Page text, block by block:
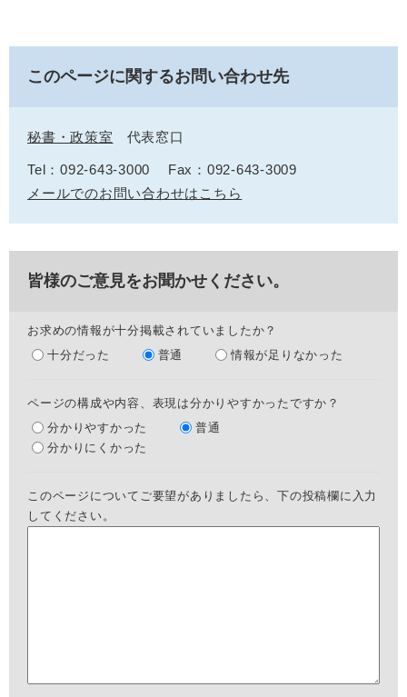
このページに関するお問い合わせ先
秘書・政策室 代表窓口
Tel：092-643-3000
Fax：092-643-3009
メールでのお問い合わせはこちら
皆様のご意見をお聞かせください。
お求めの情報が十分掲載されていましたか？
十分だった
普通 情報が足りなかった
ページの構成や内容、表現は分かりやすかったですか？
分かりやすかった
普通
分かりにくかった
このページについてご要望がありましたら、下の投稿欄に入力
してください。